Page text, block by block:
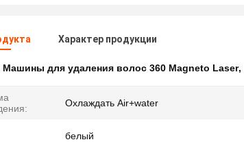
Характер продукции
Машины для удаления волос 360 Magneto Laser,
Охлаждать Air+water
белый